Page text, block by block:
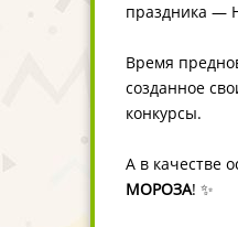
праздника —
Время
созданное
конкурсы.
А в качестве
МОРОЗА! ✨